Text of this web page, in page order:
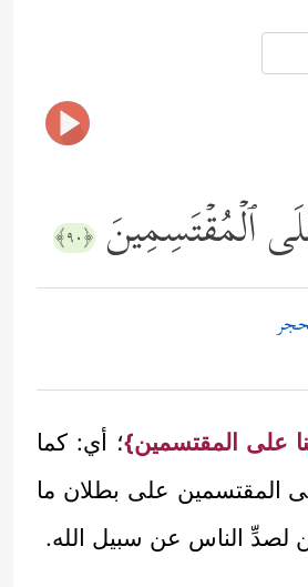
ٱلۡمُقۡتَسِمِینَ ﴿٩٠﴾
على المقتسمين}؛ أي: كما
المقتسمين على بطلان ما
لصدِّ الناس عن سبيل الله.